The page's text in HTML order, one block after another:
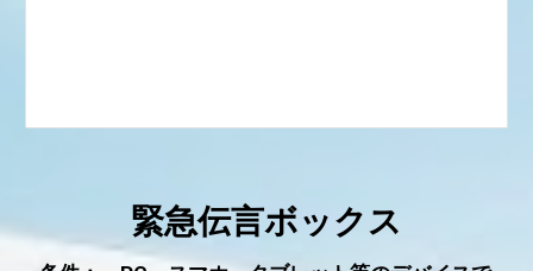
緊急伝言ボックス